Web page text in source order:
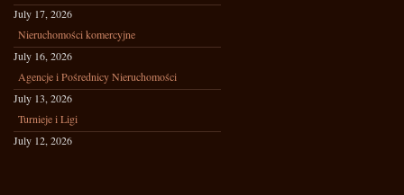
July 17, 2026
Nieruchomości komercyjne
July 16, 2026
Agencje i Pośrednicy Nieruchomości
July 13, 2026
Turnieje i Ligi
July 12, 2026